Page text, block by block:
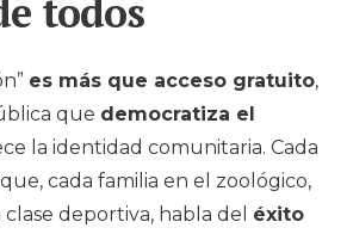
todos
es más que acceso gratuito,
que democratiza el
la identidad comunitaria. Cada
cada familia en el zoológico,
deportiva, habla del éxito